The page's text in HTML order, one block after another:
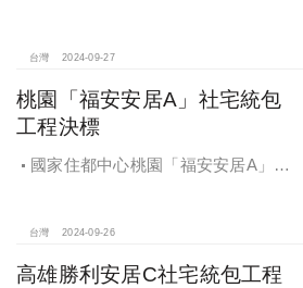
台灣 2024-09-27
桃園「福安安居A」社宅統包
工程決標
國家住都中心桃園「福安安居A」社
台灣 2024-09-26
高雄勝利安居C社宅統包工程